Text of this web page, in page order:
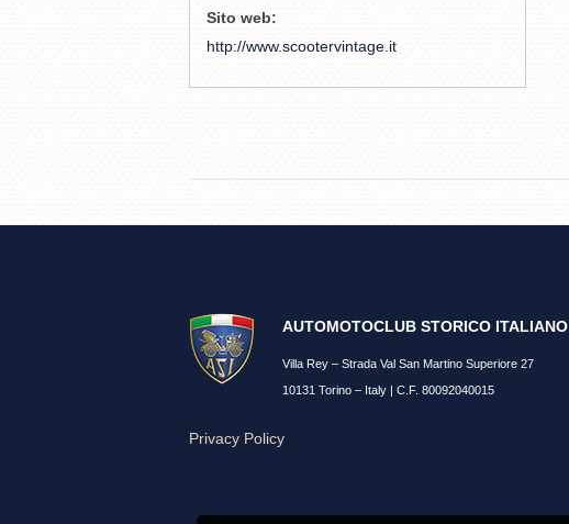
Sito web:
http://www.scootervintage.it
AUTOMOTOCLUB STORICO ITALIANO
Villa Rey – Strada Val San Martino Superiore 27
10131 Torino – Italy | C.F. 80092040015
Privacy Policy